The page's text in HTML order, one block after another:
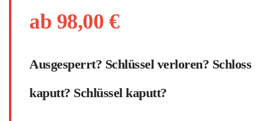
ab 98,00 €
Ausgesperrt? Schlüssel verloren? Schloss
kaputt? Schlüssel kaputt?